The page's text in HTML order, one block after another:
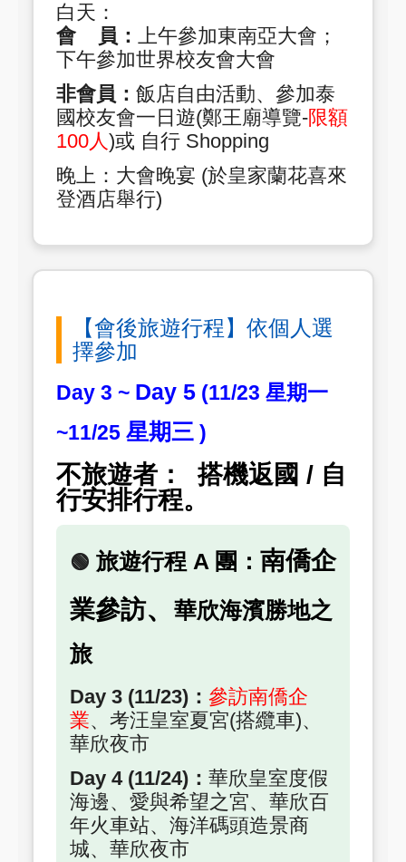
白天：
會 員： 上午參加東南亞大會；
下午參加世界校友會大會
非會員： 飯店自由活動、參加泰
國校友會一日遊(鄭王廟導覽-限額
100人)或 自行 Shopping
晚上：大會晚宴 (於皇家蘭花喜來
登酒店舉行)
【會後旅遊行程】依個人選
擇參加
Day 3 ~ Day 5 (11/23 星期一
~11/25 星期三 )
不旅遊者： 搭機返國 / 自
行安排行程。
🟢 旅遊行程 A 團： 南僑企
業參訪、
華欣海濱勝地之
旅
Day 3 (11/23)： 參訪南僑企
業、考汪皇室夏宮(搭纜車)、
華欣夜市
Day 4 (11/24)： 華欣皇室度假
海邊、愛與希望之宮、華欣百
年火車站、海洋碼頭造景商
城、華欣夜市